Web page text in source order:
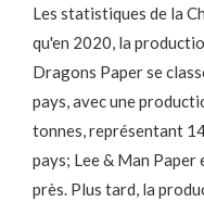
Les statistiques de la
qu'en 2020, la
Dragons Paper se
pays, avec une
tonnes, représentant
pays; Lee & Man
près. Plus tard, la